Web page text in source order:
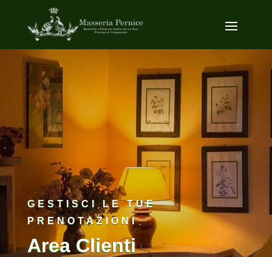
GESTISCI LE TUE
PRENOTAZIONI
Area Clienti